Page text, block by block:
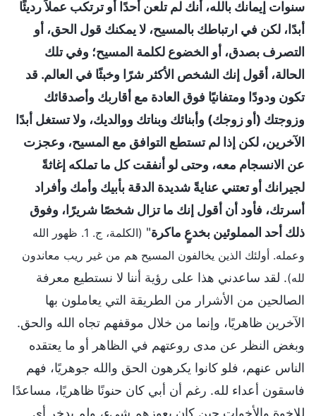
سنوات إيمانك بالله، أنك لم تلعن أحدًا أو ترتكب عملاً رديئًا
أبدًا، لكن في ارتباطك بالمسيح، لا يمكنك قول الحق، أو
التصرف بصدق، أو الخضوع لكلمة المسيح؛ وفي تلك
الحالة، أقول إنك الشخص الأكثر شرًا وخبثًا في العالم. قد
تكون ودودًا ومتفانيًا فوق العادة مع أقاربك وأصدقائك
وزوجتك (أو زوجك) وأبنائك وبناتك ووالديك، ولا تستغل أبدًا
الآخرين، لكن إذا لم تستطع التوافق مع المسيح، وعجزت
عن الانسجام معه، وحتى لو أنفقت كل ما تملكه إغاثةً
لجيرانك أو تعتني عنايةً شديدة الدقة بأبيك وأمك وأفراد
أسرتك، فأود أن أقول إنك ما تزال شخصًا شريرًا، وفوق
ذلك أحد المملوئين بخدعٍ ماكرة"
(الكلمة، ج. 1. ظهور الله
وعمله. أولئك الذين يخالفون المسيح هم من غير ريب معاندون
لله). لقد ساعدني هذا على رؤية أننا لا نستطيع معرفة
الصالحين من الأشرار من الطريقة التي يعاملون بها
الآخرين ظاهريًا، وإنما من خلال موقفهم تجاه الله والحق.
وبغض النظر عن مدى روعتهم في الظاهر أو ما يعتقده
الناس عنهم، فلو كانوا يكرهون الحق والله جوهريًا، فهم
فاسقون أعداء لله. رغم أن أبي كان حنونًا ظاهريًا، مساعدًا
للإخوة والأخوات حين كان يعوزهم شيء، ولم يدخر أي